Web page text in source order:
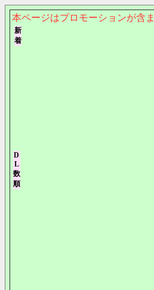
本ページはプロモーションが含